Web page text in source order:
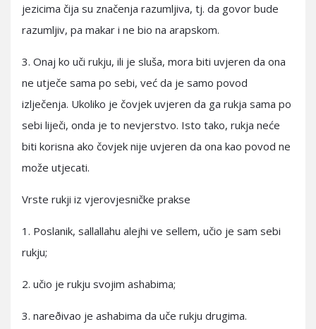
jezicima čija su značenja razumljiva, tj. da govor bude
razumljiv, pa makar i ne bio na arapskom.
3. Onaj ko uči rukju, ili je sluša, mora biti uvjeren da ona
ne utječe sama po sebi, već da je samo povod
izlječenja. Ukoliko je čovjek uvjeren da ga rukja sama po
sebi liječi, onda je to nevjerstvo. Isto tako, rukja neće
biti korisna ako čovjek nije uvjeren da ona kao povod ne
može utjecati.
Vrste rukji iz vjerovjesničke prakse
1. Poslanik, sallallahu alejhi ve sellem, učio je sam sebi
rukju;
2. učio je rukju svojim ashabima;
3. nareðivao je ashabima da uče rukju drugima.